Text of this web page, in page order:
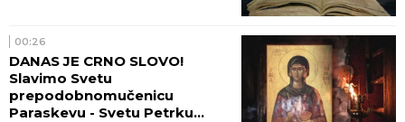
00:26
DANAS JE CRNO SLOVO!
Slavimo Svetu
prepodobnomučenicu
Paraskevu - Svetu Petrku